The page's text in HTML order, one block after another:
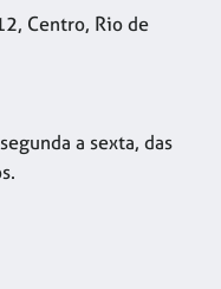
Centro, Rio de
a sexta, das